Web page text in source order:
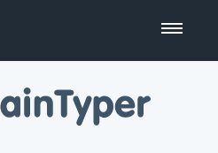
Generator